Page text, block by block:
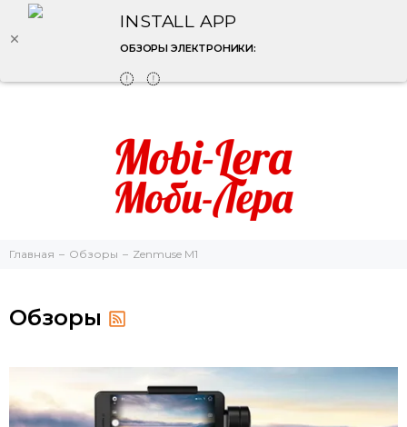
INSTALL APP
ОБЗОРЫ ЭЛЕКТРОНИКИ:
Главная Обзоры Zenmuse M1
Обзоры